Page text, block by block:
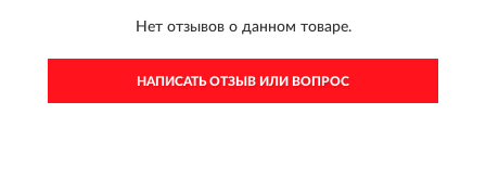
Нет отзывов о данном товаре.
НАПИСАТЬ ОТЗЫВ ИЛИ ВОПРОС